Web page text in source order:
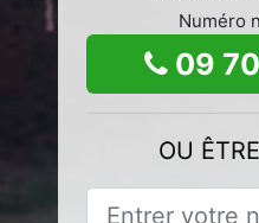
Numéro
09 70
OU